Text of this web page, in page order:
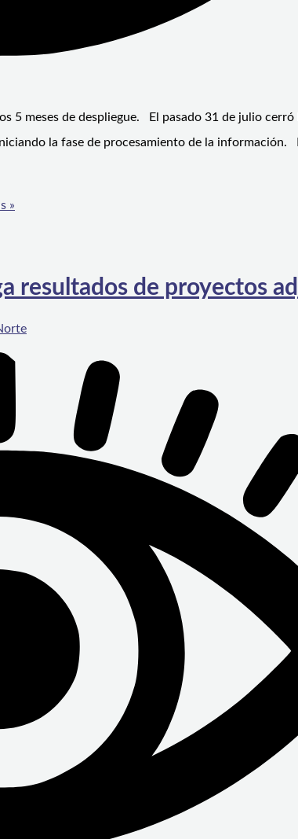
5 meses de despliegue. El pasado 31 de julio cerró
la fase de procesamiento de la
»
resultados de proyectos